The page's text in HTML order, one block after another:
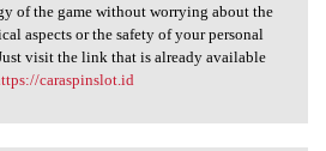
of the game without worrying about the
aspects or the safety of your personal
visit the link that is already available
caraspinslot.id